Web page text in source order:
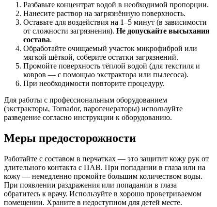
Разбавьте концентрат водой в необходимой пропорции.
Нанесите раствор на загрязнённую поверхность.
Оставьте для воздействия на 1–5 минут (в зависимости
от сложности загрязнения). Не допускайте высыхания
состава.
Обработайте очищаемый участок микрофиброй или
мягкой щёткой, соберите остатки загрязнений.
Промойте поверхность тёплой водой (для текстиля и
ковров — с помощью экстрактора или пылесоса).
При необходимости повторите процедуру.
Для работы с профессиональным оборудованием
(экстракторы, Tornador, парогенераторы) используйте
разведение согласно инструкции к оборудованию.
Меры предосторожности
Работайте с составом в перчатках — это защитит кожу рук от
длительного контакта с ПАВ. При попадании в глаза или на
кожу — немедленно промойте большим количеством воды.
При появлении раздражения или попадании в глаза
обратитесь к врачу. Используйте в хорошо проветриваемом
помещении. Храните в недоступном для детей месте.